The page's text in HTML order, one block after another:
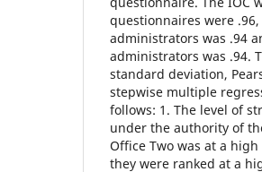
questionnaires were
administrators was .94
administrators was .94.
standard deviation,
stepwise multiple
follows: 1. The level of
under the authority of
Office Two was at a
they were ranked at a